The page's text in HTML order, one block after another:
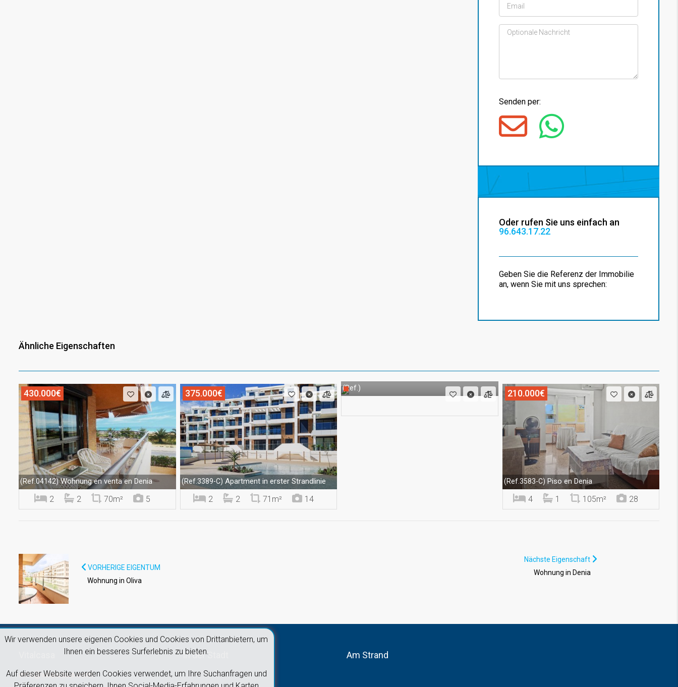
Wir verwenden unsere eigenen Cookies und Cookies von Drittanbietern, um
Ihnen ein besseres Surferlebnis zu bieten.
Auf dieser Website werden Cookies verwendet, um Ihre Suchanfragen und
Senden per:
Oder rufen Sie uns einfach an
96.643.17.22
Geben Sie die Referenz der Immobilie
an, wenn Sie mit uns sprechen:
Ähnliche Eigenschaften
430.000€
(Ref.04142)Wohnung en venta en Denia
2 2 70m² 5
375.000€
(Ref.3389-C) Apartment in erster Strandlinie
2 2 71m² 14
(Ref.) 210.000€
(Ref.3583-C) Piso en Denia
4 1 105m² 28
VORHERIGE EIGENTUM
Wohnung in Oliva
Nächste Eigenschaft
Wohnung in Denia
info@vitalcasa.com
In der Stadt Am Strand